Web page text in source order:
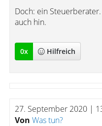
Doch: ein
auch hin.
0x Hilfreich
27. September 2020 |
Von Was tun?